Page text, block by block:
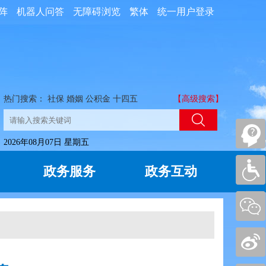
统一用户登录
繁体
无障碍浏览
机器人问答
热门搜索： 社保 婚姻 公积金 十四五 【高级搜索】
2026年08月07日 星期五
政务服务 政务互动